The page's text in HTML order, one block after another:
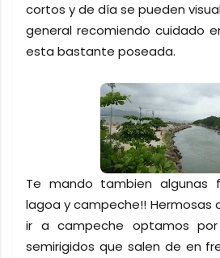
cortos y de día se pueden
general recomiendo cuidado
esta bastante poseada.
Te mando tambien algunas
lagoa y campeche!! Hermosas
ir a campeche optamos
semirigidos que salen de en